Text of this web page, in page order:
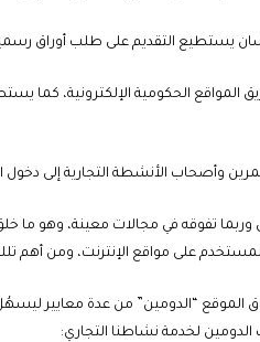
يستطيع التقديم على طلب أوراق
الحكومية الإلكترونية، كما
وأصحاب الأنشطة التجارية إلى دخول
وربما تفوقه في مجالات معينة، وهو ما
على مواقع الإنترنت، ومن أهم
الموقع “الدومين” من عدة معايير
لخدمة نشاطنا التجاري: